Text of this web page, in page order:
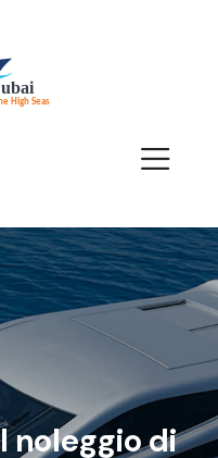
noleggio di